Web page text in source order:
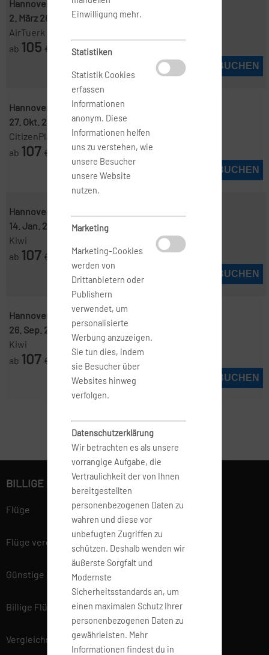
Hannover ( HAJ )-Barcelona ( BCN )
2. März 2027
4. März 2027
AirTuerk
ab 105 €
JETZT BUCHEN
Hannover ( HAJ )-Barcelona ( BCN )
27. Okt. 2026
5. Nov. 2026
CitizenPlane
ab 107 €
JETZT BUCHEN
Hannover ( HAJ )
14. Jan. 2027
23. Jan. 2027
Kiwi
ab 107 €
JETZT BUCHEN
Hannover ( HAJ )- Barcelona ( BCN )
26. Sep. 2026
30. Sep. 2026
Kiwi
ab 107 €
JETZT BUCHEN
Einwilligung mehr.
Statistiken
Statistik Cookies
erfassen
Informationen
anonym. Diese
Informationen helfen
uns zu verstehen, wie
unsere Besucher
unsere Website
nutzen.
Marketing
Marketing-Cookies
werden von
Drittanbietern oder
Publishern
verwendet, um
personalisierte
Werbung anzuzeigen.
Sie tun dies, indem
sie Besucher über
Websites hinweg
verfolgen.
Datenschutzerklärung
Wir betrachten es als unsere
vorrangige Aufgabe, die
Vertraulichkeit der von Ihnen
bereitgestellten
personenbezogenen Daten zu
wahren und diese vor
unbefugten Zugriffen zu
schützen. Deshalb wenden wir
äußerste Sorgfalt und
Modernste
Sicherheitsstandards an, um
einen maximalen Schutz Ihrer
personenbezogenen Daten zu
gewährleisten. Mehr
Informationen findest du in
BILLIGE FLÜGE BUCHEN
Flüge
Flüge vergleichen
Günstige Flüge
Billige Flüge
Vergleichsportal